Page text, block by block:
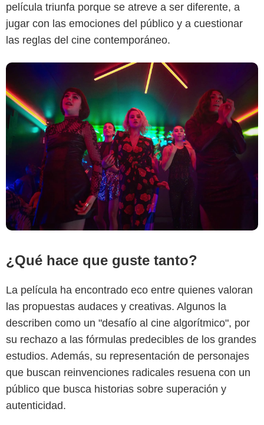
película triunfa porque se atreve a ser diferente, a
jugar con las emociones del público y a cuestionar
las reglas del cine contemporáneo.
¿Qué hace que guste tanto?
La película ha encontrado eco entre quienes valoran
las propuestas audaces y creativas. Algunos la
describen como un "desafío al cine algorítmico", por
su rechazo a las fórmulas predecibles de los grandes
estudios. Además, su representación de personajes
que buscan reinvenciones radicales resuena con un
público que busca historias sobre superación y
autenticidad.